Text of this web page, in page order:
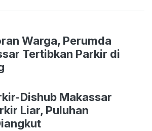
Warga, Perumda
Tertibkan Parkir di
Dishub Makassar
Liar, Puluhan